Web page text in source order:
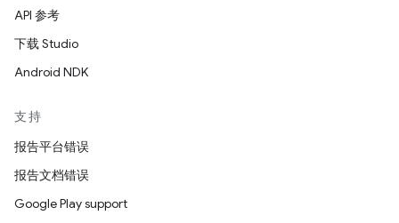
API 参考
下载 Studio
Android NDK
支持
报告平台错误
报告文档错误
Google Play support